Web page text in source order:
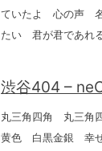
ていたよ 心の声 名
たい 君が君であれ
渋谷404 –
丸三角四角 丸三角
黄色 白黒金銀 幸せ